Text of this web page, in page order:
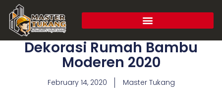
Dekorasi Rumah Bambu
Moderen 2020
February 14, 2020 Master Tukang